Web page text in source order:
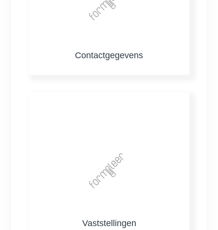
Contactgegevens
Vaststellingen